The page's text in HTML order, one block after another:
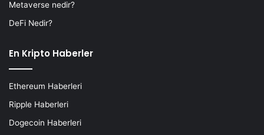
Metaverse nedir?
DeFi Nedir?
En Kripto Haberler
Ethereum Haberleri
Ripple Haberleri
Dogecoin Haberleri